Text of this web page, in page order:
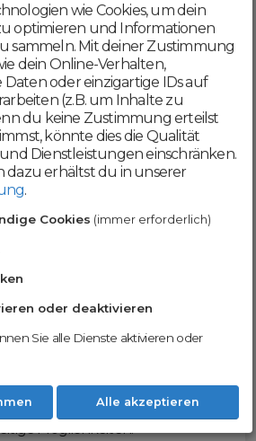
bestätigst du,
AGBund
akzeptierst
Weiter
Teil der
Erfahrung und profitiere
wir dir den
und bieten dir
Möglichkeiten.
wie Cookies, um dein
optimieren und Informationen
sammeln. Mit deiner Zustimmung
dein Online-Verhalten,
oder einzigartige IDs auf
(z.B. um Inhalte zu
du keine Zustimmung erteilst
könnte dies die Qualität
Dienstleistungen einschränken.
dazu erhältst du in unserer
.
Cookies (immer erforderlich)
oder deaktivieren
Sie alle Dienste aktivieren oder
Alle akzeptieren